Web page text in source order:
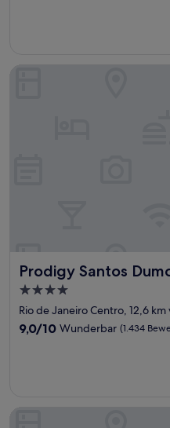
Prodigy Santos
Prodigy Santos Dumont
4.0-
Sterne-
Unterkunft
Rio de Janeiro Centro, 12,6
9.0
9,0/10 Wunderbar (1.434
Vila Galé Rio de Janeiro